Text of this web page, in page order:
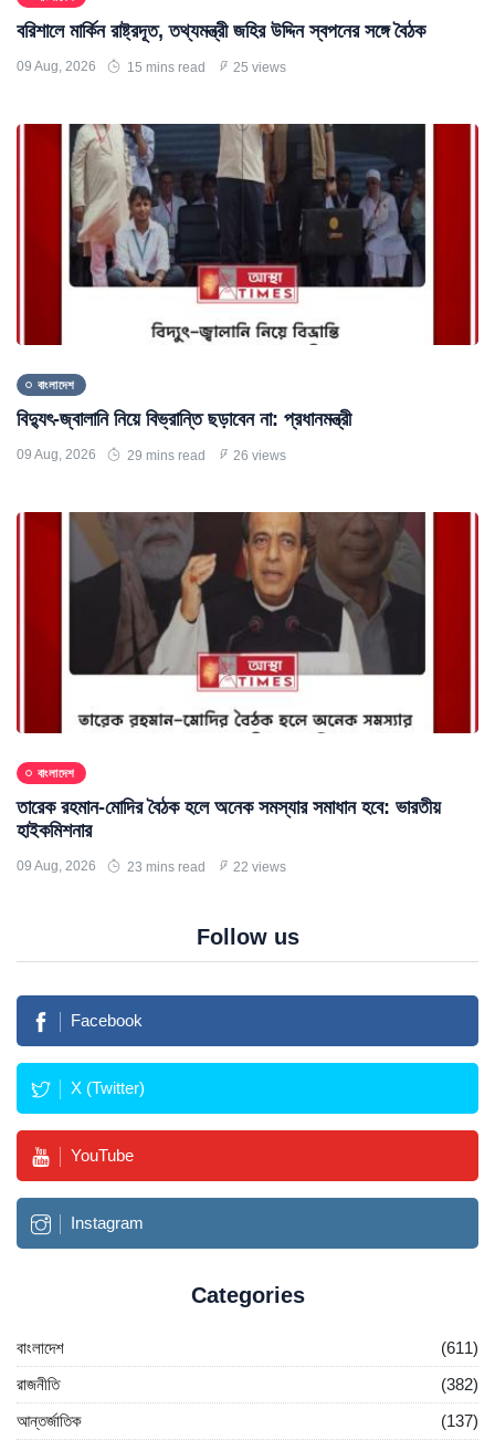
বরিশালে মার্কিন রাষ্ট্রদূত, তথ্যমন্ত্রী জহির উদ্দিন স্বপনের সঙ্গে বৈঠক
09 Aug, 2026 15 mins read 25 views
বাংলাদেশ
বিদ্যুৎ-জ্বালানি নিয়ে বিভ্রান্তি ছড়াবেন না: প্রধানমন্ত্রী
09 Aug, 2026 29 mins read 26 views
বাংলাদেশ
তারেক রহমান-মোদির বৈঠক হলে অনেক সমস্যার সমাধান হবে: ভারতীয়
হাইকমিশনার
09 Aug, 2026 23 mins read 22 views
Follow us
Facebook
X (Twitter)
YouTube
Instagram
Categories
বাংলাদেশ
(611)
রাজনীতি
(382)
আন্তর্জাতিক
(137)